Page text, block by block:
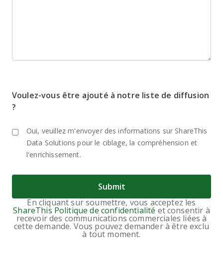
Voulez-vous être ajouté à notre liste de diffusion
?
Oui, veuillez m'envoyer des informations sur ShareThis
Data Solutions pour le ciblage, la compréhension et
l'enrichissement.
En cliquant sur soumettre, vous acceptez les
ShareThis Politique de confidentialité et consentir à
recevoir des communications commerciales liées à
cette demande. Vous pouvez demander à être exclu
à tout moment.